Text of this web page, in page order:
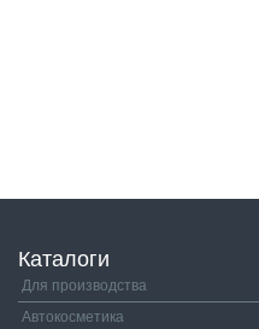
Каталоги
Для производства
Автокосметика